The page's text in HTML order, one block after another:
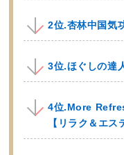
2位.杏林中国気
3位.ほぐしの達
4位.More
【リラク＆エス